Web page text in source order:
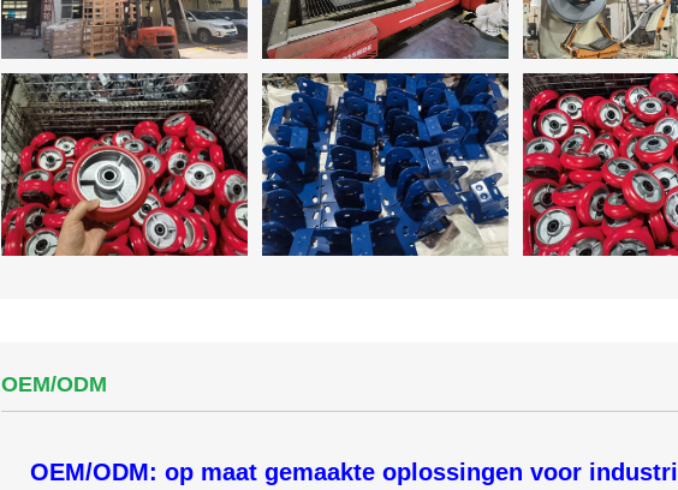
OEM/ODM
OEM/ODM: op maat gemaakte oplossingen voor